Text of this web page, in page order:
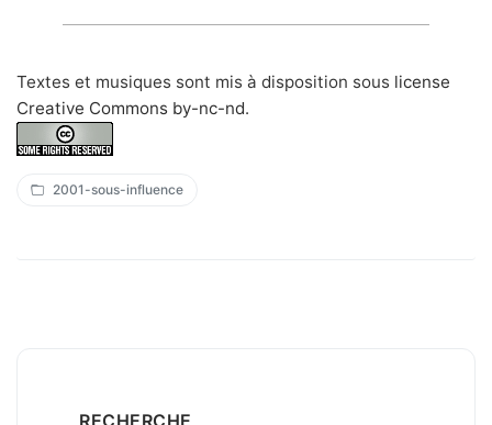
Textes et musiques sont mis à disposition sous license
Creative Commons by-nc-nd.
2001-sous-influence